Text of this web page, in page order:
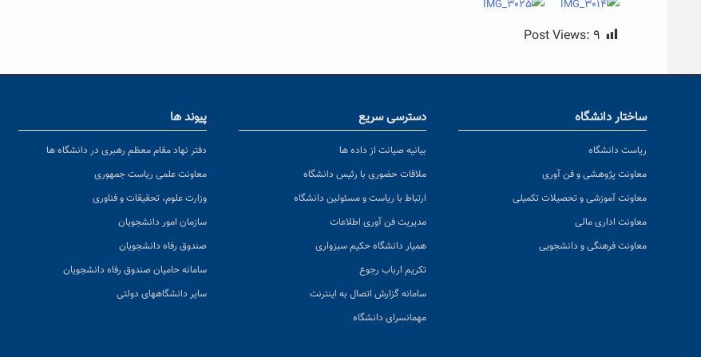
Post Views: ۹
ساختار دانشگاه
ریاست دانشگاه
معاونت پژوهشی و فن آوری
معاونت آموزشی و تحصیلات تکمیلی
معاونت اداری مالی
معاونت فرهنگی و دانشجویی
دسترسی سریع
بیانیه صیانت از داده ها
ملاقات حضوری با رئیس دانشگاه
ارتباط با ریاست و مسئولین دانشگاه
مدیریت فن آوری اطلاعات
همیار دانشگاه حکیم سبزواری
تکریم ارباب رجوع
سامانه گزارش اتصال به اینترنت
مهمانسرای دانشگاه
پیوند ها
دفتر نهاد مقام معظم رهبری در دانشگاه ها
معاونت علمی ریاست جمهوری
وزارت علوم، تحقیقات و فناوری
سازمان امور دانشجویان
صندوق رفاه دانشجویان
سامانه حامیان صندوق رفاه دانشجویان
سایر دانشگاههای دولتی